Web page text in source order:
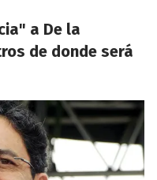
a De la
de donde será